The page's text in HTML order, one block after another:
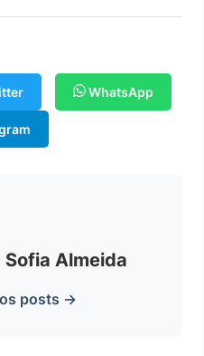
WhatsApp
Sofia Almeida
posts →